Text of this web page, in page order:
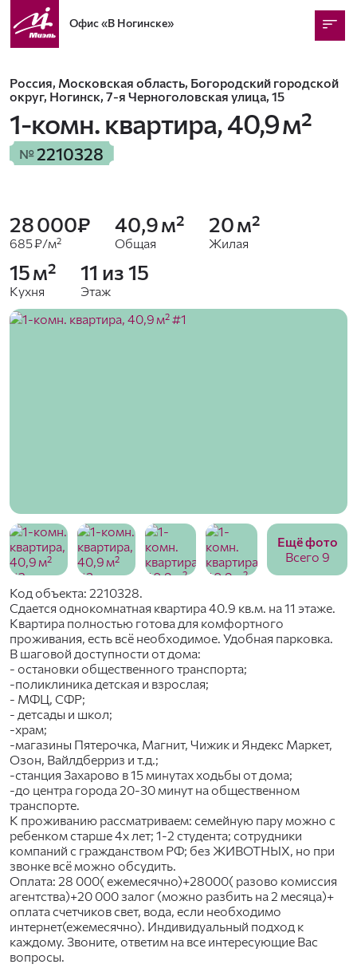
Офис«В Ногинске»
Россия, Московская область, Богородский городской
округ, Ногинск, 7-я Черноголовская улица, 15
1-комн. квартира,40,9 м²
№ 2210328
28 000₽
685 ₽/м²
40,9 м²
Общая
20 м²
Жилая
15 м²
Кухня
11 из 15
Этаж
Ещё фото
Всего 9
Код объекта: 2210328.
Сдается однокомнатная квартира 40.9 кв.м. на 11 этаже.
Квартира полностью готова для комфортного
проживания, есть всё необходимое. Удобная парковка.
В шaгoвoй доступнocти от домa:
- останoвки общественного транспорта;
-поликлиника детская и взрослая;
- МФЦ, СФР;
- детсады и школ;
-храм;
-магазины Пятерочка, Магнит, Чижик и Яндекс Маркет,
Озон, Вайлдберриз и т.д.;
-станция Захарово в 15 минутах ходьбы от дома;
-до центра города 20-30 минут на общественном
транспорте.
К проживанию рассматриваем: семейную пару можно с
ребенком старше 4х лет; 1-2 студента; сотрудники
компаний с гражданством РФ; без ЖИВОТНЫХ, но при
звонке всё можно обсудить.
Оплата: 28 000( ежемесячно)+28000( разово комиссия
агентства)+20 000 залог (можно разбить на 2 месяца)+
оплата счетчиков свет, вода, если необходимо
интернет(ежемесячно). Индивидуальный подход к
каждому. Звоните, ответим на все интересующие Вас
вопросы.